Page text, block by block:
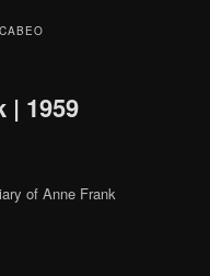
| 1959
of Anne Frank